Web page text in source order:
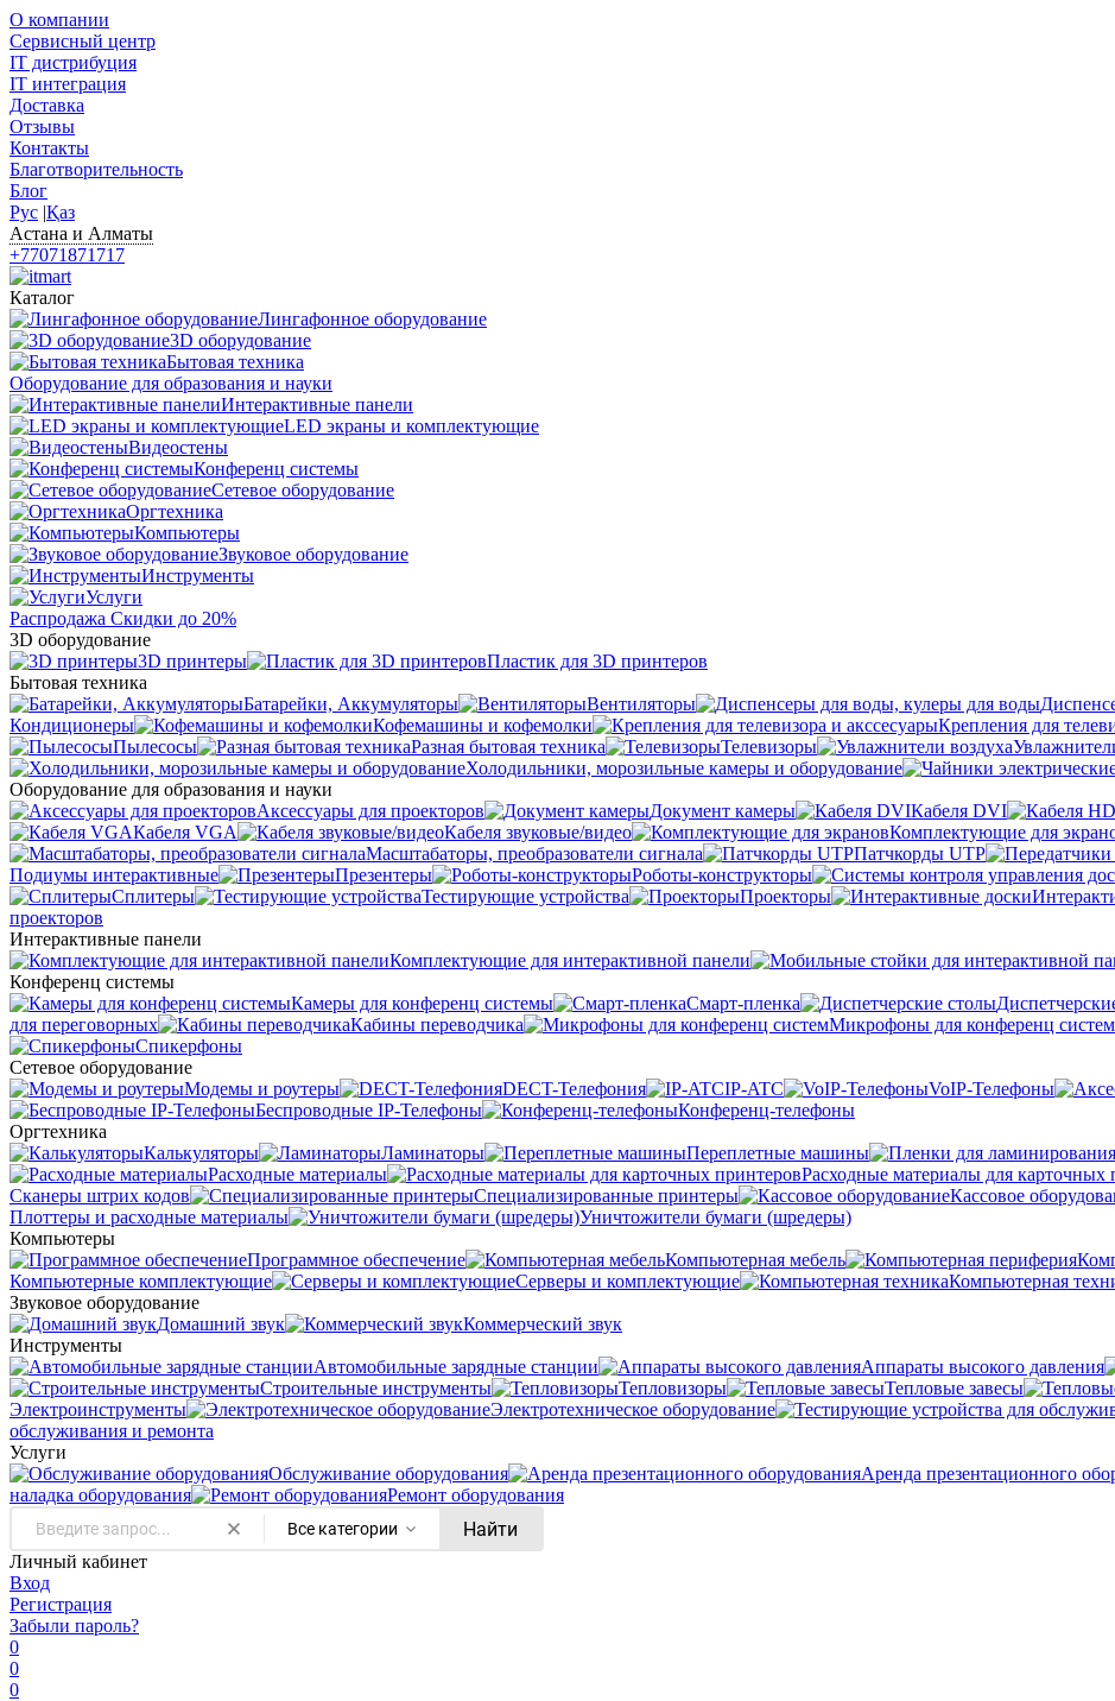
О компании
Сервисный центр
IT дистрибуция
IT интеграция
Доставка
Отзывы
Контакты
Благотворительность
Блог
Рус |Қаз
Астана и Алматы
+77071871717
Каталог
Лингафонное оборудование
3D оборудование
Бытовая техника
Оборудование для образования и науки
Интерактивные панели
LED экраны и комплектующие
Видеостены
Конференц системы
Сетевое оборудование
Оргтехника
Компьютеры
Звуковое оборудование
Инструменты
Услуги
Распродажа Скидки до 20%
3D оборудование
3D принтеры
Пластик для 3D принтеров
Бытовая техника
Батарейки, Аккумуляторы
Вентиляторы
Кондиционеры
Кофемашины и кофемолки Крепления для
Пылесосы
Разная бытовая техника Телевизоры
Холодильники, морозильные камеры и оборудование
Оборудование для образования и науки
Аксессуары для проекторов
Документ камеры Кабеля DVI
Кабеля VGA
Кабеля звуковые/видео Комплектующие для
Масштабаторы, преобразователи сигнала
Патчкорды UTP
Подиумы интерактивные
Презентеры Роботы-конструкторы
Сплитеры
Тестирующие устройства Проекторы
проекторов
Интерактивные панели
Комплектующие для интерактивной панели
Конференц системы
Камеры для конференц системы
Cмарт-пленка
для переговорных
Кабины переводчика Микрофоны для конференц систем
Спикерфоны
Сетевое оборудование
Модемы и роутеры
DECT-Телефония IP-ATC VoIP-Телефоны
Беспроводные IP-Телефоны
Конференц-телефоны
Оргтехника
Калькуляторы
Ламинаторы Переплетные машины
Расходные материалы
Расходные материалы для карточных
Сканеры штрих кодов
Специализированные принтеры Кассовое
Плоттеры и расходные материалы
Уничтожители бумаги (шредеры)
Компьютеры
Программное обеспечение
Компьютерная мебель
Компьютерные комплектующие
Серверы и комплектующие
Компьютерная
Звуковое оборудование
Домашний звук
Коммерческий звук
Инструменты
Автомобильные зарядные станции
Аппараты высокого давления
Строительные инструменты
Тепловизоры Тепловые завесы
Электроинструменты
Электротехническое оборудование
обслуживания и ремонта
Услуги
Oбслуживание оборудования
Аренда презентационного
наладка оборудования
Ремонт оборудования
Все категории Найти
Личный кабинет
Вход
Регистрация
Забыли пароль?
0
0
0